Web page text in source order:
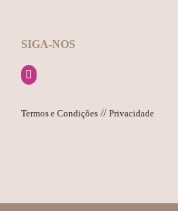
SIGA-NOS
Termos e Condições // Privacidade